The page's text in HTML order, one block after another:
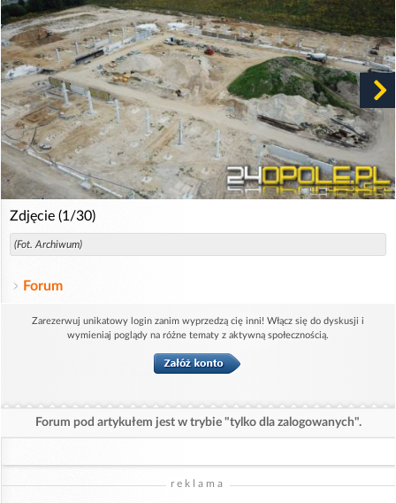
Zdjęcie (1/30)
(Fot. Archiwum)
Forum
Zarezerwuj unikatowy login zanim wyprzedzą cię inni! Włącz się do dyskusji i
wymieniaj poglądy na różne tematy z aktywną społecznością.
Forum pod artykułem jest w trybie "tylko dla zalogowanych".
reklama